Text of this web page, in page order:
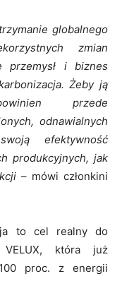
globalnego
zmian
przemysł i biznes
Żeby ją
przede
odnawialnych
efektywność
produkcyjnych, jak
– mówi członkini
to cel realny do
która już
proc. z energii